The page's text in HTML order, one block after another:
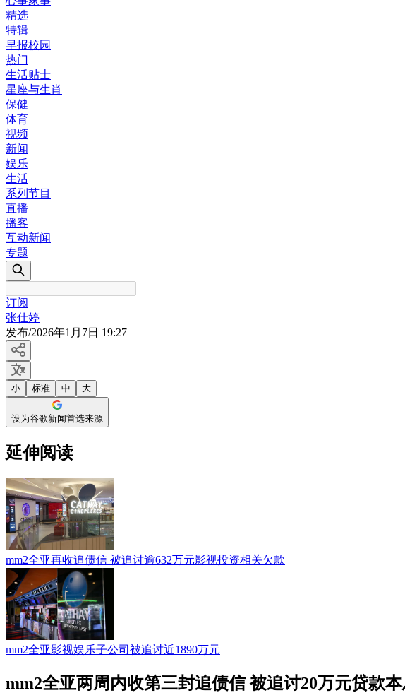
精选
特辑
早报校园
热门
生活贴士
星座与生肖
保健
体育
视频
新闻
娱乐
生活
系列节目
直播
播客
互动新闻
专题
订阅
张仕婷
发布/2026年1月7日 19:27
小 标准 中 大
设为谷歌新闻首选来源
延伸阅读
mm2全亚再收追债信 被追讨逾632万元影视投资相关欠款
mm2全亚影视娱乐子公司被追讨近1890万元
mm2全亚两周内收第三封追债信 被追讨20万元贷款